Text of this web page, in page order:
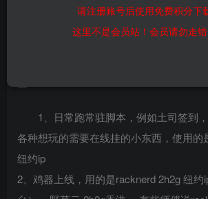
棉花糖与这些服务商没有联系，不是
售后，但凡出现问题请找服务商解决，本
人使用体验来给大家推荐，我这里列举
1、日常跑常驻脚本，例如土司签到
各种想玩的需要在线挂的小东西，使用的
纽约ip
2、鸡器上线，用的是racknerd 2h2g 纽约
请注册账号后使用免费积分下
这里不是会员站！会员请勿走错